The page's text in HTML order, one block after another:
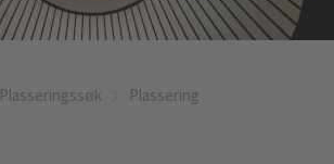
Plasseringssøk Plassering